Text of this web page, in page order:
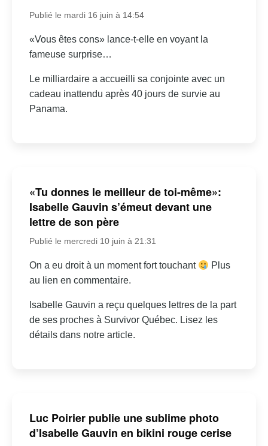
Publié le mardi 16 juin à 14:54
«Vous êtes cons» lance-t-elle en voyant la
fameuse surprise…
Le milliardaire a accueilli sa conjointe avec un
cadeau inattendu après 40 jours de survie au
Panama.
«Tu donnes le meilleur de toi-même»:
Isabelle Gauvin s’émeut devant une
lettre de son père
Publié le mercredi 10 juin à 21:31
On a eu droit à un moment fort touchant
Plus
au lien en commentaire.
Isabelle Gauvin a reçu quelques lettres de la part
de ses proches à Survivor Québec. Lisez les
détails dans notre article.
Luc Poirier publie une sublime photo
d’Isabelle Gauvin en bikini rouge cerise